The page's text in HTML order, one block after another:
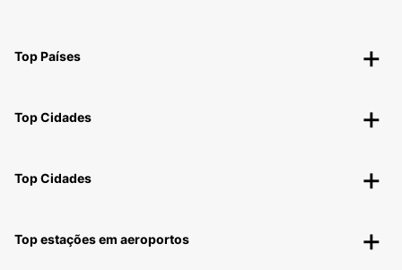
Top Países
Top Cidades
Top Cidades
Top estações em aeroportos